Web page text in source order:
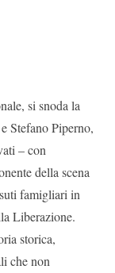
si snoda la
Stefano Piperno,
– con
della scena
famigliari in
Liberazione.
storica,
che non